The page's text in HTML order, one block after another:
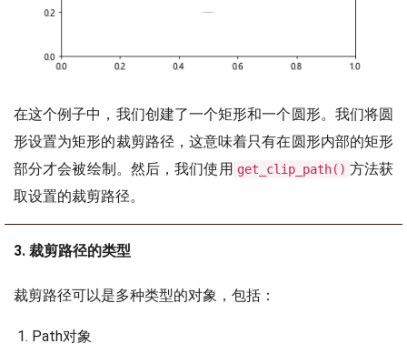
在这个例子中，我们创建了一个矩形和一个圆形。我们将圆
形设置为矩形的裁剪路径，这意味着只有在圆形内部的矩形
部分才会被绘制。然后，我们使用 get_clip_path() 方法获
取设置的裁剪路径。
3. 裁剪路径的类型
裁剪路径可以是多种类型的对象，包括：
Path对象